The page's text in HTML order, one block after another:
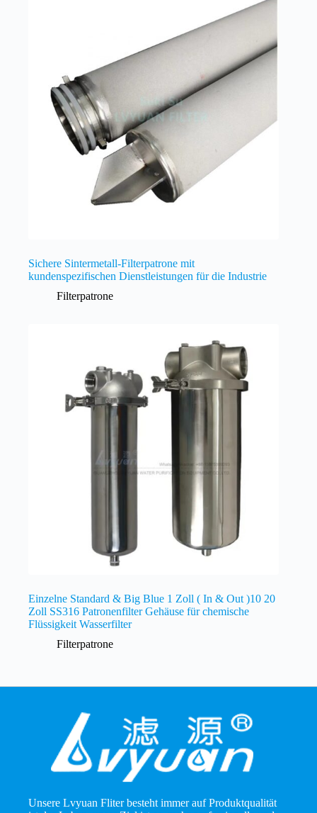
Sichere Sintermetall-Filterpatrone mit
kundenspezifischen Dienstleistungen für die Industrie
Filterpatrone
Einzelne Standard & Big Blue 1 Zoll ( In & Out )10 20
Zoll SS316 Patronenfilter Gehäuse für chemische
Flüssigkeit Wasserfilter
Filterpatrone
Unsere Lvyuan Fliter besteht immer auf Produktqualität